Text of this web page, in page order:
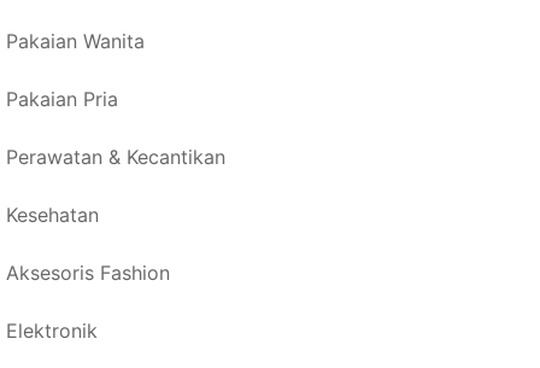
Pakaian Wanita
Pakaian Pria
Perawatan & Kecantikan
Kesehatan
Aksesoris Fashion
Elektronik